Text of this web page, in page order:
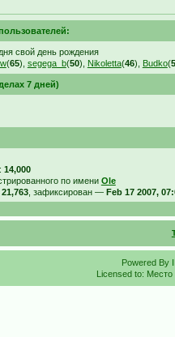
свой день рождения
(65), segega_b(50), Nikoletta(46), Budko(
7 дней)
14,000
по имени Ole
21,763, зафиксирован — Feb 17 2007,
Powered By
Licensed to: